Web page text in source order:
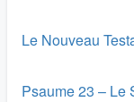
Le Nouveau
Psaume 23 – Le